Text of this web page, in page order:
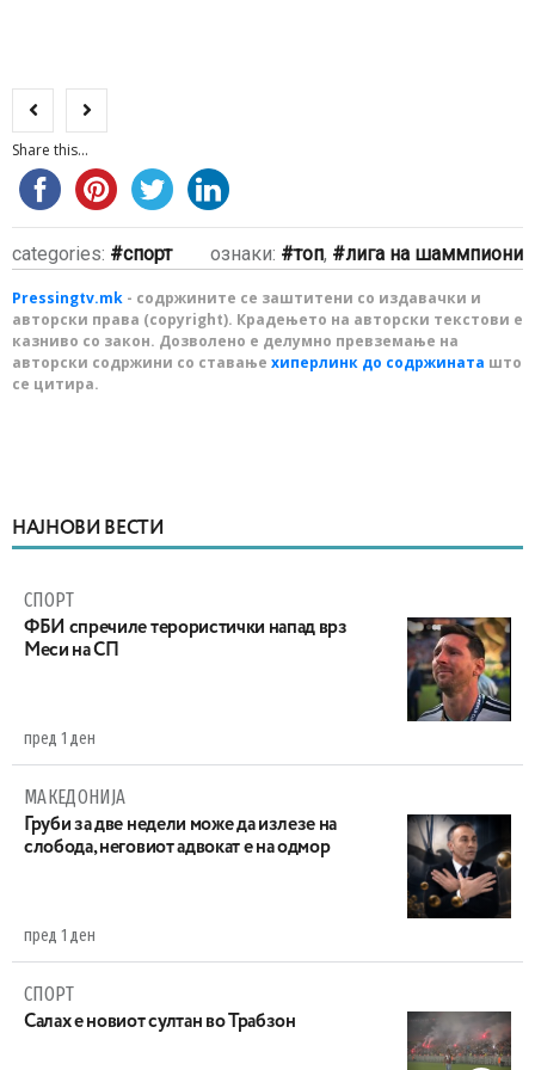
Share this...
categories: спорт ознаки: топ, лига на шаммпиони
Pressingtv.mk - содржините се заштитени со издавачки и
авторски права (copyright). Крадењето на авторски текстови е
казниво со закон. Дозволено е делумно превземање на
авторски содржини со ставање хиперлинк до содржината што
се цитира.
НАЈНОВИ ВЕСТИ
СПОРТ
ФБИ спречиле терористички напад врз
Меси на СП
пред 1 ден
МАКЕДОНИЈА
Груби за две недели може да излезе на
слобода, неговиот адвокат е на одмор
пред 1 ден
СПОРТ
Салах е новиот султан во Трабзон